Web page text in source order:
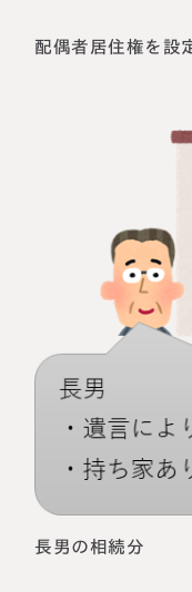
配偶者居住権を設
長男の相続分